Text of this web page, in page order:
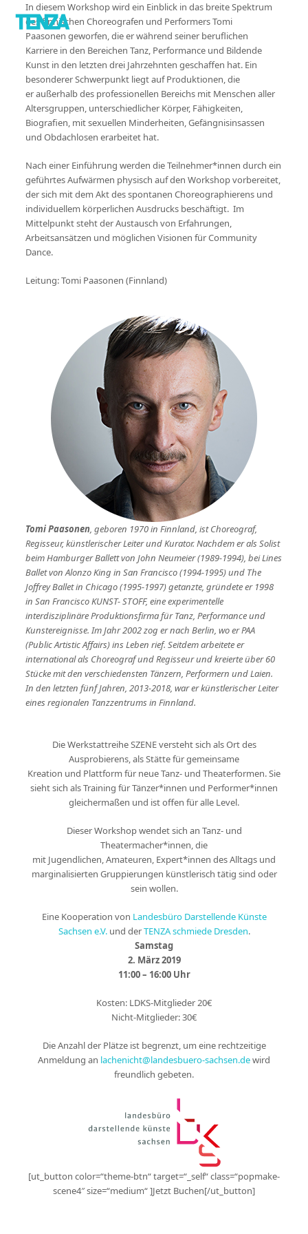
In diesem Workshop wird ein Einblick in das breite Spektrum
des finnischen Choreografen und Performers Tomi
Paasonen geworfen, die er während seiner beruflichen
Karriere in den Bereichen Tanz, Performance und Bildende
Kunst in den letzten drei Jahrzehnten geschaffen hat. Ein
besonderer Schwerpunkt liegt auf Produktionen, die
er außerhalb des professionellen Bereichs mit Menschen aller
Altersgruppen, unterschiedlicher Körper, Fähigkeiten,
Biografien, mit sexuellen Minderheiten, Gefängnisinsassen
und Obdachlosen erarbeitet hat.
Nach einer Einführung werden die Teilnehmer*innen durch ein
geführtes Aufwärmen physisch auf den Workshop vorbereitet,
der sich mit dem Akt des spontanen Choreographierens und
individuellem körperlichen Ausdrucks beschäftigt. Im
Mittelpunkt steht der Austausch von Erfahrungen,
Arbeitsansätzen und möglichen Visionen für Community
Dance.
Leitung: Tomi Paasonen (Finnland)
Tomi Paasonen, geboren 1970 in Finnland, ist Choreograf,
Regisseur, künstlerischer Leiter und Kurator. Nachdem er als Solist
beim Hamburger Ballett von John Neumeier (1989-1994), bei Lines
Ballet von Alonzo King in San Francisco (1994-1995) und The
Joffrey Ballet in Chicago (1995-1997) getanzte, gründete er 1998
in San Francisco KUNST- STOFF, eine experimentelle
interdisziplinäre Produktionsfirma für Tanz, Performance und
Kunstereignisse. Im Jahr 2002 zog er nach Berlin, wo er PAA
(Public Artistic Affairs) ins Leben rief. Seitdem arbeitete er
international als Choreograf und Regisseur und kreierte über 60
Stücke mit den verschiedensten Tänzern, Performern und Laien.
In den letzten fünf Jahren, 2013-2018, war er künstlerischer Leiter
eines regionalen Tanzzentrums in Finnland.
Die Werkstattreihe SZENE versteht sich als Ort des
Ausprobierens, als Stätte für gemeinsame
Kreation und Plattform für neue Tanz- und Theaterformen. Sie
sieht sich als Training für Tänzer*innen und Performer*innen
gleichermaßen und ist offen für alle Level.
Dieser Workshop wendet sich an Tanz- und
Theatermacher*innen, die
mit Jugendlichen, Amateuren, Expert*innen des Alltags und
marginalisierten Gruppierungen künstlerisch tätig sind oder
sein wollen.
Eine Kooperation von Landesbüro Darstellende Künste
Sachsen e.V.und derTENZA schmiede Dresden.
Samstag
2. März 2019
11:00 – 16:00 Uhr
Kosten: LDKS-Mitglieder 20€
Nicht-Mitglieder: 30€
Die Anzahl der Plätze ist begrenzt, um eine rechtzeitige
Anmeldung an lachenicht@landesbuero-sachsen.dewird
freundlich gebeten.
[ut_button color=“theme-btn“ target=“_self“ class=“popmake-
scene4″ size=“medium“ ]Jetzt Buchen[/ut_button]